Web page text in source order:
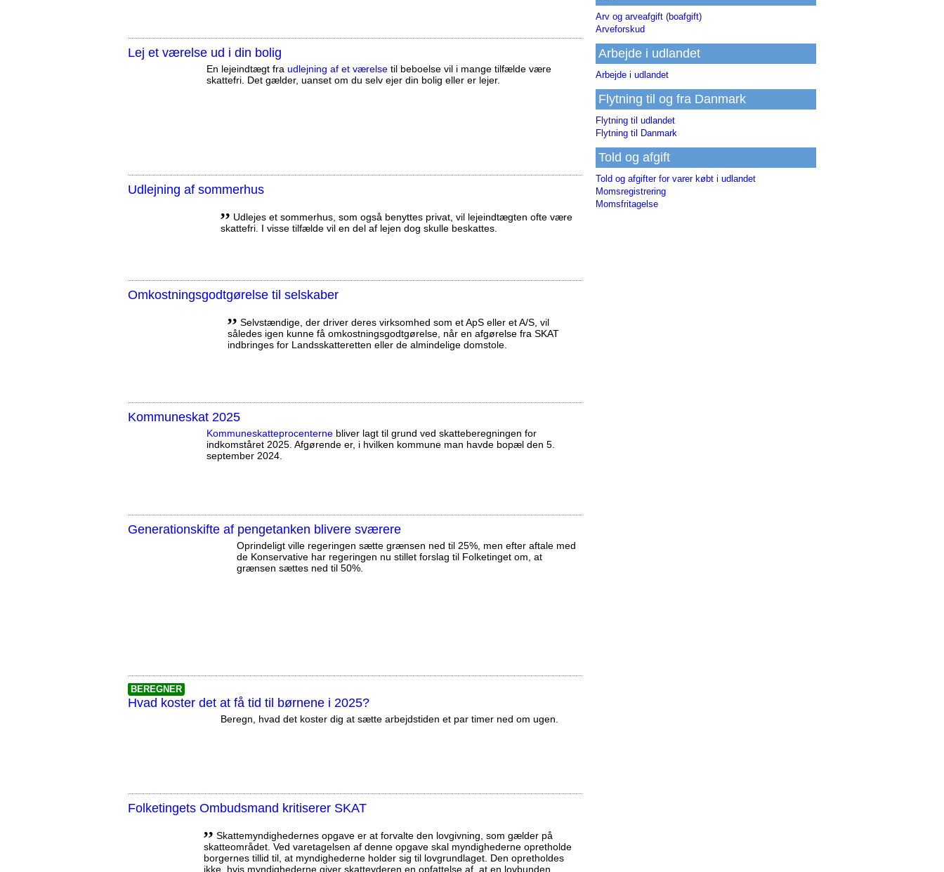
Lej et værelse ud i din bolig
En lejeindtægt fra udlejning af et værelse til beboelse vil i mange tilfælde være
skattefri. Det gælder, uanset om du selv ejer din bolig eller er lejer.
Udlejning af sommerhus
,, Udlejes et sommerhus, som også benyttes privat, vil lejeindtægten ofte være
skattefri. I visse tilfælde vil en del af lejen dog skulle beskattes.
Omkostningsgodtgørelse til selskaber
,, Selvstændige, der driver deres virksomhed som et ApS eller et A/S, vil
således igen kunne få omkostningsgodtgørelse, når en afgørelse fra SKAT
indbringes for Landsskatteretten eller de almindelige domstole.
Kommuneskat 2025
Kommuneskatte­procenterne bliver lagt til grund ved skatteberegningen for
indkomståret 2025. Afgørende er, i hvilken kommune man havde bopæl den 5.
september 2024.
Generationskifte af pengetanken blivere sværere
Oprindeligt ville regeringen sætte grænsen ned til 25%, men efter aftale med
de Konservative har regeringen nu stillet forslag til Folketinget om, at
grænsen sættes ned til 50%.
BEREGNER
Hvad koster det at få tid til børnene i 2025?
Beregn, hvad det koster dig at sætte arbejdstiden et par timer ned om ugen.
Folketingets Ombudsmand kritiserer SKAT
,, Skattemyndighedernes opgave er at forvalte den lovgivning, som gælder på
skatteområdet. Ved varetagelsen af denne opgave skal myndighederne opretholde
borgernes tillid til, at myndighederne holder sig til lovgrundlaget. Den opretholdes
ikke, hvis myndighederne giver skatteyderen en opfattelse af, at en lovbunden
Arv og arveafgift (boafgift)
Arveforskud
Arbejde i udlandet
Arbejde i udlandet
Flytning til og fra Danmark
Flytning til udlandet
Flytning til Danmark
Told og afgift
Told og afgifter for varer købt i udlandet
Momsregistrering
Momsfritagelse